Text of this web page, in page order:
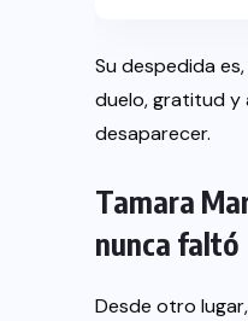
Su despedida
duelo, gratitud y
desaparecer.
Tamara
nunca faltó
Desde otro